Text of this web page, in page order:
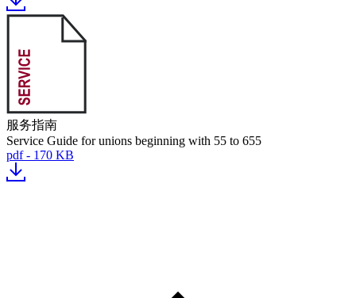
服务指南
Service Guide for unions beginning with 55 to 655
pdf - 170 KB